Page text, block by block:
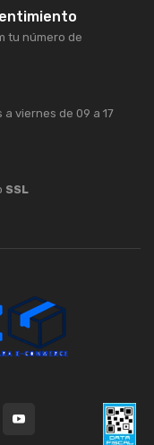
tu número de
a viernes de 09 a 17
SSL